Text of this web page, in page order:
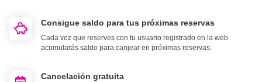
Consigue saldo para tus próximas reservas
Cada vez que reserves con tu usuario registrado en la web
acumularás saldo para canjear en próximas reservas.
Cancelación gratuita